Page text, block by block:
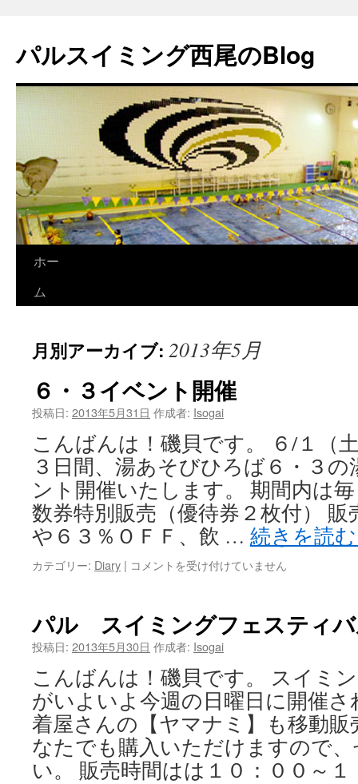
パルスイミング西尾のBlog
コ
へ
ッ
プ
ホー
ム
月別アーカイブ: 2013年5月
６・３イベント開催
投稿日: 2013年5月31日 作成者: Isogai
こんばんは！磯貝です。 ６/１（
３日間、湯あそびひろば６・３
ント開催いたします。 期間内は
数券特別販売（優待券２枚付）
や６３％ＯＦＦ、飲 … 続きを読
カテゴリー: Diary | ６・
ベ
ン
ト
催
は
コメントを受け付けていません
パル スイミングフェスティ
投稿日: 2013年5月30日 作成者: Isogai
こんばんは！磯貝です。 スイミ
がいよいよ今週の日曜日に開催
着屋さんの【ヤマナミ】も移動
なたでも購入いただけますので
い。 販売時間はは１０：００～